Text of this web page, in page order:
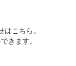
こちら。
きます。